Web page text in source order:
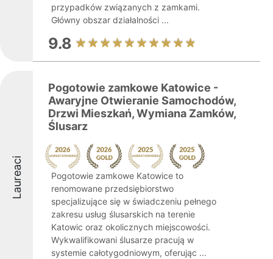
przypadków związanych z zamkami.
Główny obszar działalności ...
9.8
Laureaci
Pogotowie zamkowe Katowice -
Awaryjne Otwieranie Samochodów,
Drzwi Mieszkań, Wymiana Zamków,
Ślusarz
Pogotowie zamkowe Katowice to
renomowane przedsiębiorstwo
specjalizujące się w świadczeniu pełnego
zakresu usług ślusarskich na terenie
Katowic oraz okolicznych miejscowości.
Wykwalifikowani ślusarze pracują w
systemie całotygodniowym, oferując ...